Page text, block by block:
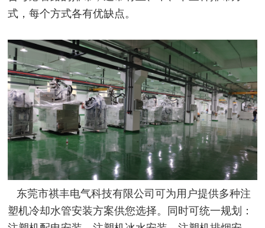
式，每个方式各有优缺点。
东莞市祺丰电气科技有限公司可为用户提供多种注
塑机冷却水管安装方案供您选择。同时可统一规划：